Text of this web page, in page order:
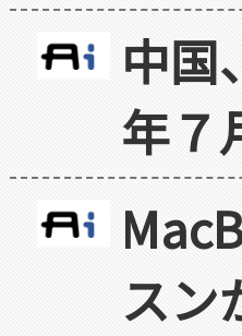
中国
年７
スン